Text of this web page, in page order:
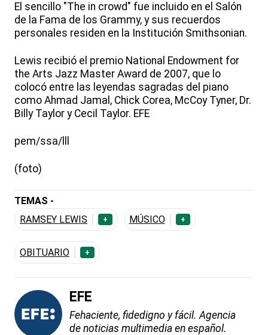
El sencillo "The in crowd" fue incluido en el Salón
de la Fama de los Grammy, y sus recuerdos
personales residen en la Institución Smithsonian.
Lewis recibió el premio National Endowment for
the Arts Jazz Master Award de 2007, que lo
colocó entre las leyendas sagradas del piano
como Ahmad Jamal, Chick Corea, McCoy Tyner, Dr.
Billy Taylor y Cecil Taylor. EFE
pem/ssa/lll
(foto)
TEMAS -
RAMSEY LEWIS
+ MÚSICO +
OBITUARIO +
EFE
Fehaciente, fidedigno y fácil. Agencia
de noticias multimedia en español.